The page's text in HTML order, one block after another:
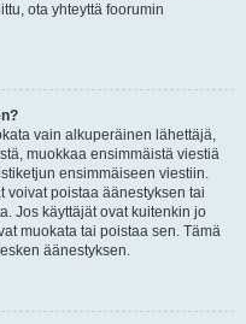
ota yhteyttä foorumin
vain alkuperäinen lähettäjä,
muokkaa ensimmäistä viestiä
ensimmäiseen viestiin.
voivat poistaa äänestyksen tai
Jos käyttäjät ovat kuitenkin jo
muokata tai poistaa sen. Tämä
äänestyksen.